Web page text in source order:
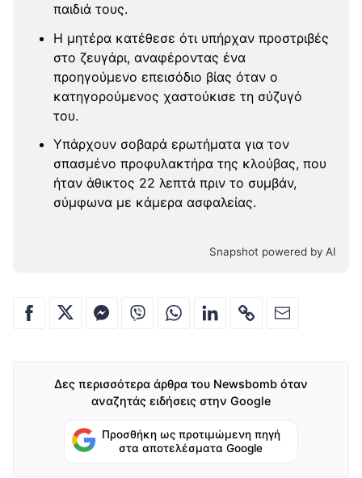
παιδιά τους.
Η μητέρα κατέθεσε ότι υπήρχαν προστριβές
στο ζευγάρι, αναφέροντας ένα
προηγούμενο επεισόδιο βίας όταν ο
κατηγορούμενος χαστούκισε τη σύζυγό
του.
Υπάρχουν σοβαρά ερωτήματα για τον
σπασμένο προφυλακτήρα της κλούβας, που
ήταν άθικτος 22 λεπτά πριν το συμβάν,
σύμφωνα με κάμερα ασφαλείας.
Snapshot powered by AI
Δες περισσότερα άρθρα του Newsbomb όταν
αναζητάς ειδήσεις στην Google
Προσθήκη ως προτιμώμενη πηγή
στα αποτελέσματα Google